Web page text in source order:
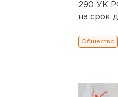
290 УК
на срок
Общество